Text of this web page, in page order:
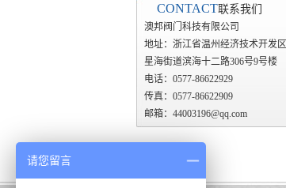
CONTACT联系我们
澳邦阀门科技有限公司
地址：浙江省温州经济技术开发区
星海街道滨海十二路306号9号楼
电话：0577-86622929
传真：0577-86622909
邮箱：44003196@qq.com
请您留言